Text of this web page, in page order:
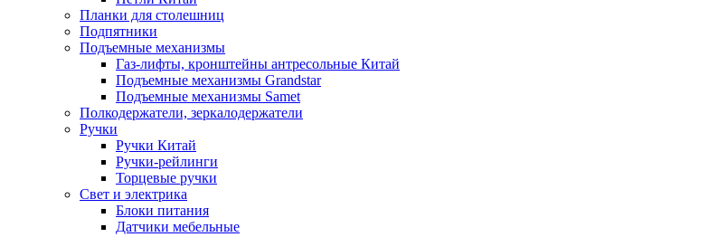
Планки для столешниц
Подпятники
Подъемные механизмы
Газ-лифты, кронштейны антресольные Китай
Подъемные механизмы Grandstar
Подъемные механизмы Samet
Полкодержатели, зеркалодержатели
Ручки
Ручки Китай
Ручки-рейлинги
Торцевые ручки
Свет и электрика
Блоки питания
Датчики мебельные